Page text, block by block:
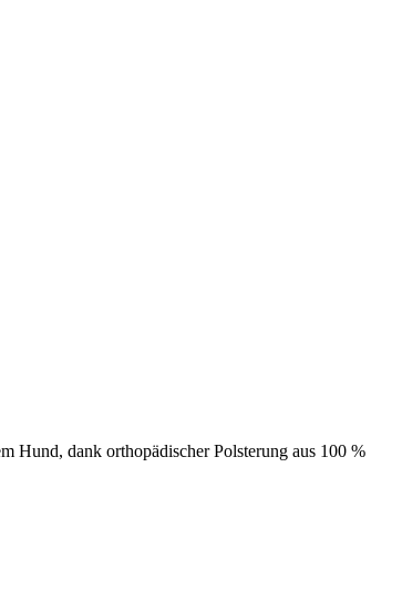
Hund, dank orthopädischer Polsterung aus 100 %